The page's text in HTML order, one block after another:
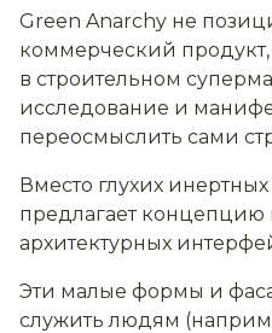
Green Anarchy не
коммерческий
в строительном
исследование и
переосмыслить сами
Вместо глухих
предлагает
архитектурных
Эти малые формы и
служить людям